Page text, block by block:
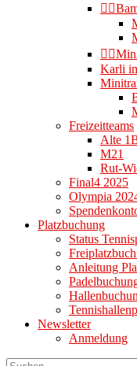
Karli
Freizeitteams
Alte
M21
Rut-
Final4 2025
Olympia
Platzbuchung
Status
Anleitung
Newsletter
Anmeldung